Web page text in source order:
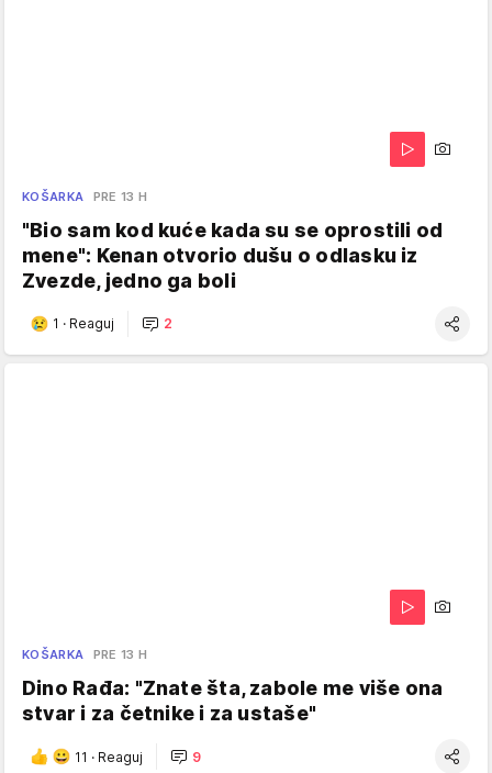
KOŠARKA PRE 13 H
"Bio sam kod kuće kada su se oprostili od
mene": Kenan otvorio dušu o odlasku iz
Zvezde, jedno ga boli
1 · Reaguj 2
KOŠARKA PRE 13 H
Dino Rađa: "Znate šta, zabole me više ona
stvar i za četnike i za ustaše"
11 · Reaguj 9